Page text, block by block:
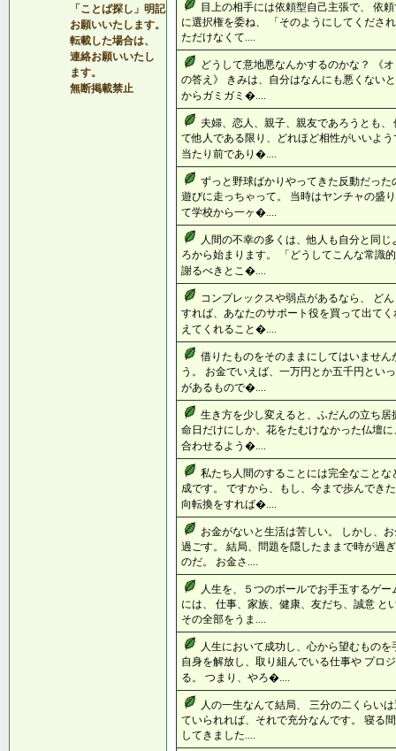
「ことば探し」明記
お願いいたします。
転載した場合は、
連絡お願いいたし
ます。
無断掲載禁止
目上の相手には依頼型自己主張で、 依
に選択権を委ね、 「そのようにしてくだ
ただけなくて....
どうして意地悪なんかするのかな？ 《
の答え》 きみは、自分はなんにも悪くない
からガミガミ�....
夫婦、恋人、親子、親友であろうとも
て他人である限り、どれほど相性がいいよ
当たり前であり�....
ずっと野球ばかりやってきた反動だっ
遊びに走っちゃって。 当時はヤンチャの盛
て学校から一ヶ�....
人間の不幸の多くは、他人も自分と同
ろから始まります。 「どうしてこんな常識
謝るべきとこ�....
コンプレックスや弱点があるなら、 ど
すれば、あなたのサポート役を買って出て
えてくれること�....
借りたものをそのままにしてはいませ
う。 お金でいえば、一万円とか五千円とい
があるもので�....
生き方を少し変えると、ふだんの立ち
命日だけにしか、花をたむけなかった仏壇
合わせるよう�....
私たち人間のすることには完全なこと
成です。 ですから、もし、今まで歩んでき
向転換をすれば�....
お金がないと生活は苦しい。 しかし、
過ごす。 結局、問題を隠したままで時が過
のだ。 お金さ....
人生を、５つのボールでお手玉するゲ
には、 仕事、家族、健康、友だち、誠意 と
その全部をうま....
人生において成功し、心から望むもの
自身を解放し、取り組んでいる仕事や プロ
る。 つまり、やろ�....
人の一生なんて結局、 三分の二くらい
ていられれば、それで充分なんです。 寝る
してきました....